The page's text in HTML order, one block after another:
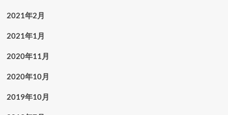
2021年2月
2021年1月
2020年11月
2020年10月
2019年10月